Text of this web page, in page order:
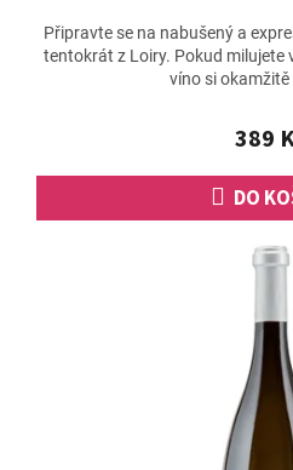
389
DO
Připravte se na nabušený a
tentokrát z Loiry. Pokud milujete
víno si